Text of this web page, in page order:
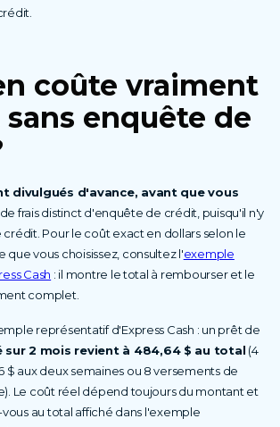
coûte vraiment
enquête de
divulgués d'avance, avant que vous
de frais distinct d'enquête de crédit, puisqu'il n'y
Pour le coût exact en dollars selon le
vous choisissez, consultez l'exemple
Cash : il montre le total à rembourser et le
complet.
représentatif d'Express Cash : un prêt de
sur 2 mois revient à 484,64 $ au total (4
$ aux deux semaines ou 8 versements de
Le coût réel dépend toujours du montant et
au total affiché dans l'exemple